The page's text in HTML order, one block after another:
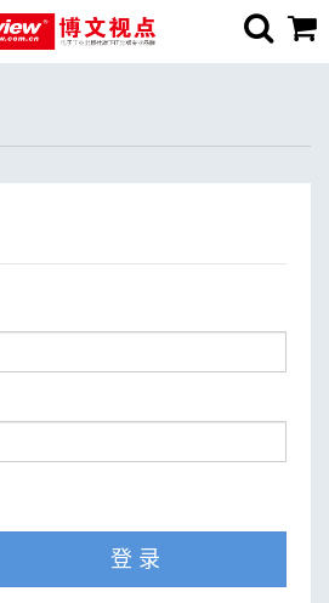
登 录